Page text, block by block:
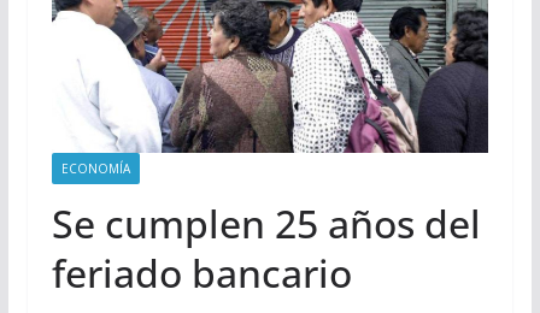
ECONOMÍA
Se cumplen 25 años del
feriado bancario